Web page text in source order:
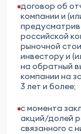
договор об
компании и
российской
рыночной
инвестору и
на обратный
компании на
3 лет и более;
с момента
акций/долей
связанного с